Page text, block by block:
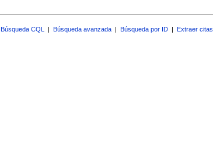
Búsqueda CQL | Búsqueda avanzada | Búsqueda por ID | Extraer citas